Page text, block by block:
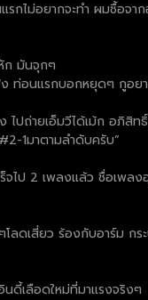
กไม่อยากจะทำ ผมซื้อจ
ก มันจุกๆ
ท่อนแรกบอกหยุดๆ กูอย
ไปถ่ายเอ็มวีได้เม้ก อภิ
1มาตามลำดับครับ”
จไป 2 เพลงแล้ว ชื่อเพ
โลดเสี่ยว ร้องกับอาร์ม
นดี้เลือดใหม่ที่มาแรงจริงๆ